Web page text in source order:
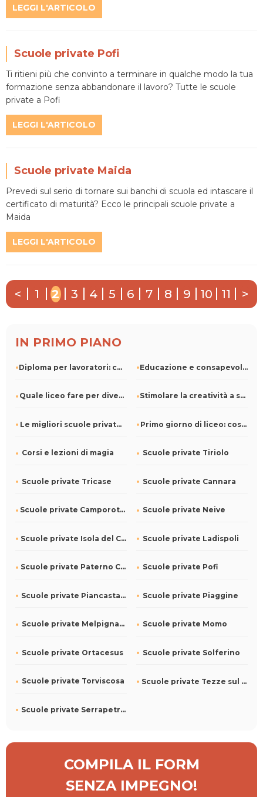
LEGGI L'ARTICOLO
Scuole private Pofi
Ti ritieni più che convinto a terminare in qualche modo la tua
formazione senza abbandonare il lavoro? Tutte le scuole
private a Pofi
LEGGI L'ARTICOLO
Scuole private Maida
Prevedi sul serio di tornare sui banchi di scuola ed intascare il
certificato di maturità? Ecco le principali scuole private a
Maida
LEGGI L'ARTICOLO
< 1 2 3 4 5 6 7 8 9 10 11 >
IN PRIMO PIANO
Diploma per lavoratori: come ottenerlo e rimanere in carregg Educazione e consapevolezza: l'energia elettrica nella scuol
Quale liceo fare per diventare giornalista? Stimolare la creatività a scuola: consigli e attività
Le migliori scuole private a Bologna Primo giorno di liceo: cosa portarti dietro
Corsi e lezioni di magia Scuole private Tiriolo
Scuole private Tricase Scuole private Cannara
Scuole private Camporotondo Etneo Scuole private Neive
Scuole private Isola del Cantone Scuole private Ladispoli
Scuole private Paterno Calabro Scuole private Pofi
Scuole private Piancastagnaio Scuole private Piaggine
Scuole private Melpignano Scuole private Momo
Scuole private Ortacesus Scuole private Solferino
Scuole private Torviscosa Scuole private Tezze sul Brenta
Scuole private Serrapetrona
COMPILA IL FORM
SENZA IMPEGNO!